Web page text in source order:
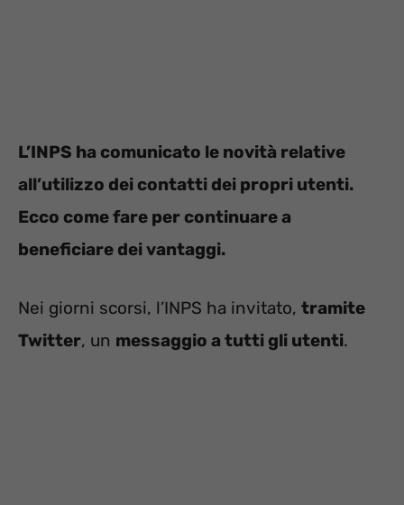
L’INPS ha comunicato le novità relative
all’utilizzo dei contatti dei propri utenti.
Ecco come fare per continuare a
beneficiare dei vantaggi.
Nei giorni scorsi, l’INPS ha invitato, tramite
Twitter, un messaggio a tutti gli utenti.